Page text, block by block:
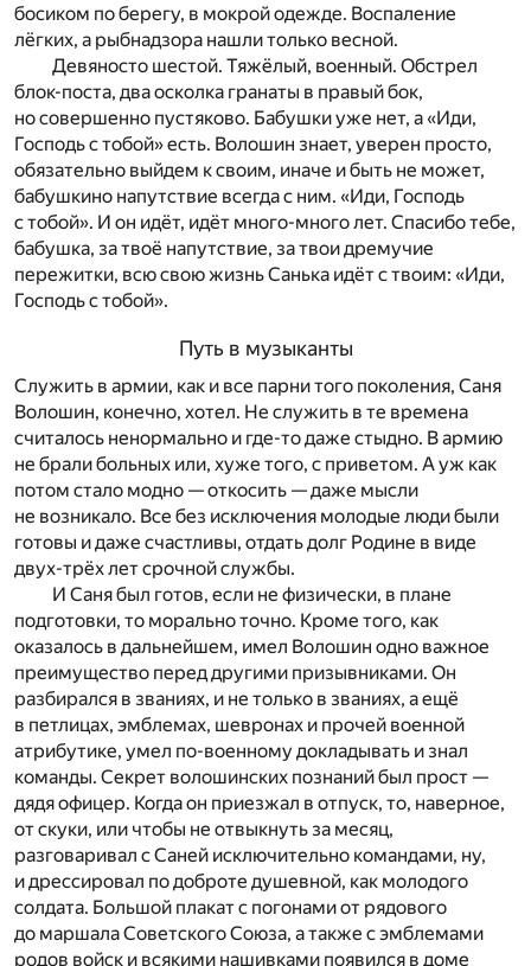
босиком по берегу, в мокрой одежде. Воспаление
лёгких, а рыбнадзора нашли только весной.
Девяносто шестой. Тяжёлый, военный. Обстрел
блок-поста, два осколка гранаты в правый бок,
но совершенно пустяково. Бабушки уже нет, а «Иди,
Господь с тобой» есть. Волошин знает, уверен просто,
обязательно выйдем к своим, иначе и быть не может,
бабушкино напутствие всегда с ним. «Иди, Господь
с тобой». И он идёт, идёт много-много лет. Спасибо тебе,
бабушка, за твоё напутствие, за твои дремучие
пережитки, всю свою жизнь Санька идёт с твоим: «Иди,
Господь с тобой».
Путь в музыканты
Служить в армии, как и все парни того поколения, Саня
Волошин, конечно, хотел. Не служить в те времена
считалось ненормально и где-то даже стыдно. В армию
не брали больных или, хуже того, с приветом. А уж как
потом стало модно — откосить — даже мысли
не возникало. Все без исключения молодые люди были
готовы и даже счастливы, отдать долг Родине в виде
двух-трёх лет срочной службы.
И Саня был готов, если не физически, в плане
подготовки, то морально точно. Кроме того, как
оказалось в дальнейшем, имел Волошин одно важное
преимущество перед другими призывниками. Он
разбирался в званиях, и не только в званиях, а ещё
в петлицах, эмблемах, шевронах и прочей военной
атрибутике, умел по-военному докладывать и знал
команды. Секрет волошинских познаний был прост —
дядя офицер. Когда он приезжал в отпуск, то, наверное,
от скуки, или чтобы не отвыкнуть за месяц,
разговаривал с Саней исключительно командами, ну,
и дрессировал по доброте душевной, как молодого
солдата. Большой плакат с погонами от рядового
до маршала Советского Союза, а также с эмблемами
родов войск и всякими нашивками появился в доме